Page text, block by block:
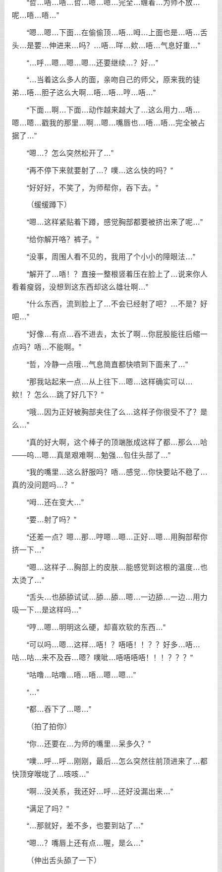
“哲…唔…唔…哲…嗯…嗯…完全…缠着…为师不放…
呢…唔…唔…”
“嗯…嗯…下面…在偷偷顶…唔…呣…上面也是…唔…舌
头…是要…伸进来…吗？…唔…咩…欸…唔…气息好重…”
“…呼…嗯…嗯…嗯…还要继续…？好…”
“…当着这么多人的面，亲吻自己的师父，原来我的徒
弟…唔…胆子这么大啊…唔…唔…哼…唔…”
“下面…啊…下面…动作越来越大了…这么用力…唔…
嗯…嗯…戳我的那里…啊…嗯…嘴唇也…唔…唔…完全被占
据了…”
“嗯…？怎么突然松开了…”
“再不停下来就要射了…？噗…这么快的吗？”
“好好好，不笑了，为师帮你，吞下去。”
（缓缓蹲下）
“嗯…这样紧贴着下蹲，感觉胸部都要被挤出来了呢…”
“给你解开咯？裤子。”
“没事，周围人看不见的，我用了个小小的障眼法…”
“解开了…唔！？直接一整根竖着压在脸上了…说来你人
看着瘦弱，没想到这东西却这么雄壮啊…”
“什么东西，流到脸上了…不会已经射了吧？…不是？好
吧…”
“好像…有点…吞不进去，太长了啊…你屁股能往后缩一
点吗？唔…不能啊。”
“哲，冷静一点哦…气息简直都快喷到下面来了…”
“那我站起来一点…从上往下…嗯…这样确实可以…
欸！？怎么…跳了好几下？”
“哦…因为正好被胸部夹住了么…这样子你很受不了？是
么…”
“真的好大啊，这个棒子的顶端胀成这样了都…那么…哈
——呜…嗯…真是艰难啊…勉强…包住头部了…”
“我的嘴里…这么舒服吗？唔…感觉…你快要站不稳了…
真的没问题吗…？”
“呣…还在变大…”
“要…射了吗？”
“还差一点？嗯…那…哼嗯…嗯…正好…嗯…用胸部帮你
挤一下…”
“嗯…这样子…胸部上的皮肤…能感觉到这根的温度…也
太烫了…”
“舌头…也舔舔试试…舔…舔…嗯…一边舔…一边…用力
吸一下…是这样吗…”
“哼…嗯…明明这么硬，却喜欢软的东西…”
“可以吗…嗯…这样…唔！？唔唔！！？？好多…唔…
咕…咕…来不及吞…嗯？噗呲…唔唔唔唔！！！？？？”
“咕噜…咕噜…唔…唔…嗯…嗯…”
“…”
“都…吞下了…嗯…”
（拍了拍你）
“你…还要在…为师的嘴里…呆多久？”
“噗…呼…呼…刚刚，最后…怎么突然往前顶进来了…都
快顶穿喉咙了…咳咳…”
“啊…没关系，我还好…呼…还好没漏出来…”
“满足了吗？”
“…那就好，差不多，也要到站了…”
“嗯…？嘴唇上还有点…喔，是么…”
（伸出舌头舔了一下）